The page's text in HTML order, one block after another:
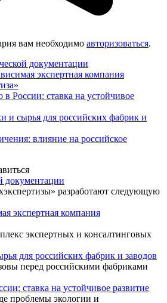
вам необходимо авторизоваться.
документации
экспертная компания
в России: ставка на устойчивое
и сырья для российских фабрик и
влияние на российское
документации
разработают следующую
экспертная компания
экспертных и консалтинговых
для российских фабрик и заводов
перед российскими фабриками
ставка на устойчивое развитие
проблемы экологии и